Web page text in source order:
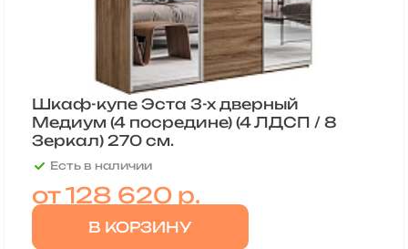
Шкаф-купе Эста 3-х дверный
Медиум (4 посредине) (4 ЛДСП / 8
Зеркал) 270 см.
Есть в наличии
от128 620 р.
В КОРЗИНУ